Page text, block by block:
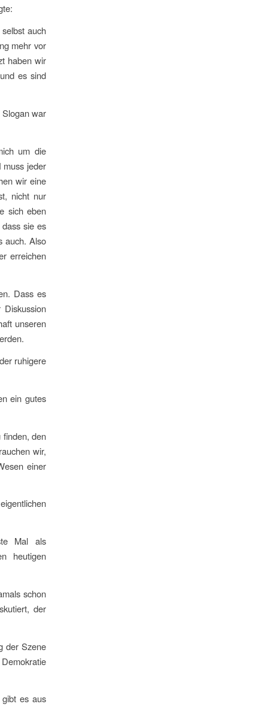
auch
mehr vor
haben wir
es sind
war
um die
muss jeder
wir eine
nicht nur
sich eben
sie es
auch. Also
erreichen
Dass es
unseren
ruhigere
ein gutes
finden, den
wir,
einer
Mal als
heutigen
schon
der
der Szene
es aus